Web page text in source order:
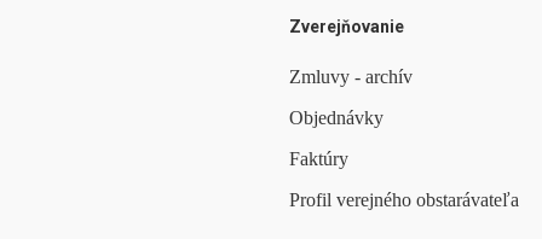
Zverejňovanie
Zmluvy - archív
Objednávky
Faktúry
Profil verejného obstarávateľa